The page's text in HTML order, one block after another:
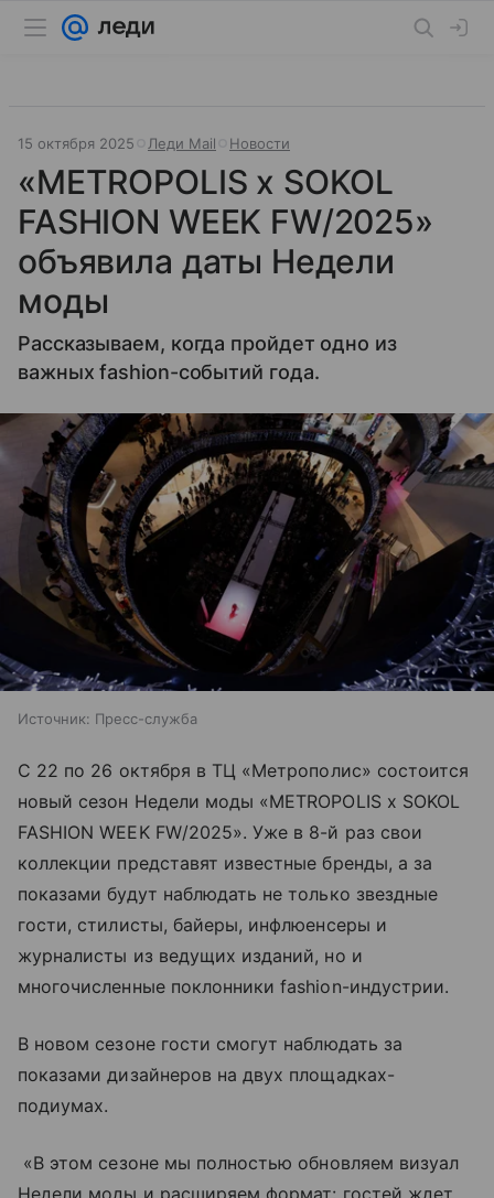
15 октября 2025 Леди Mail Новости
«METROPOLIS x SOKOL
FASHION WEEK FW/2025»
объявила даты Недели
моды
Рассказываем, когда пройдет одно из
важных fashion-событий года.
Источник: Пресс-служба
С 22 по 26 октября в ТЦ «Метрополис» состоится
новый сезон Недели моды «METROPOLIS x SOKOL
FASHION WEEK FW/2025». Уже в 8-й раз свои
коллекции представят известные бренды, а за
показами будут наблюдать не только звездные
гости, стилисты, байеры, инфлюенсеры и
журналисты из ведущих изданий, но и
многочисленные поклонники fashion-индустрии.
В новом сезоне гости смогут наблюдать за
показами дизайнеров на двух площадках-
подиумах.
«В этом сезоне мы полностью обновляем визуал